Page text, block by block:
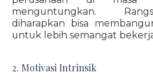
menguntungkan.
diharapkan bisa
untuk lebih semangat
2. Motivasi Intrinsik